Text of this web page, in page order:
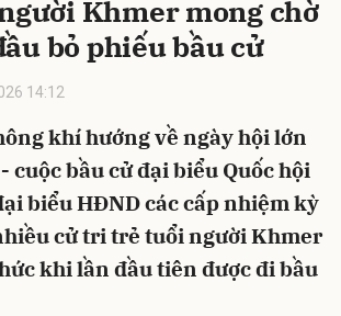
Khmer mong chờ
bỏ phiếu bầu cử
14:12
khí hướng về ngày hội lớn
cuộc bầu cử đại biểu Quốc hội
biểu HĐND các cấp nhiệm kỳ
cử tri trẻ tuổi người Khmer
khi lần đầu tiên được đi bầu
Hủy Gửi